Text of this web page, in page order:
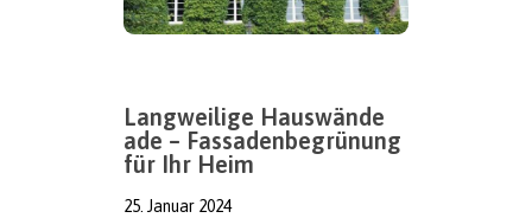
Langweilige Hauswände
ade – Fassadenbegrünung
für Ihr Heim
25. Januar 2024